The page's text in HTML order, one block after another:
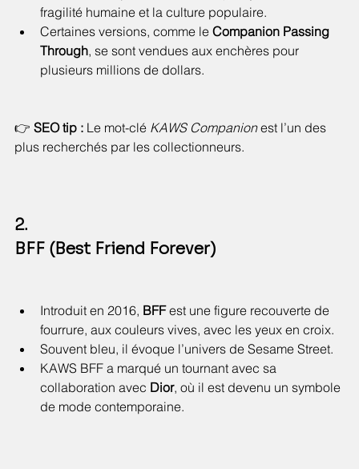
fragilité humaine et la culture populaire.
Certaines versions, comme le Companion Passing
Through, se sont vendues aux enchères pour
plusieurs millions de dollars.
👉 SEO tip : Le mot-clé KAWS Companion est l’un des
plus recherchés par les collectionneurs.
2.
BFF (Best Friend Forever)
Introduit en 2016, BFF est une figure recouverte de
fourrure, aux couleurs vives, avec les yeux en croix.
Souvent bleu, il évoque l’univers de Sesame Street.
KAWS BFF a marqué un tournant avec sa
collaboration avec Dior, où il est devenu un symbole
de mode contemporaine.